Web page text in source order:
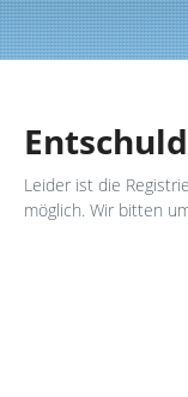
Leider ist die
möglich. Wir bitten